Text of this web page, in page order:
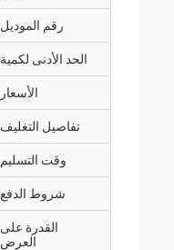
رقم الموديل
الحد الأدنى لكمية
الأسعار
تفاصيل التغليف
وقت التسليم
شروط الدفع
القدرة على
العرض